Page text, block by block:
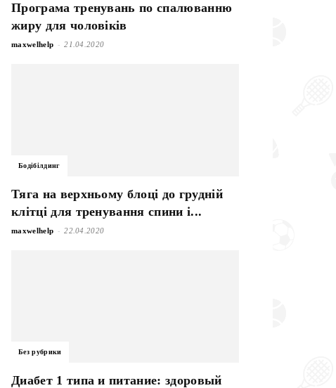
Програма тренувань по спалюванню
жиру для чоловіків
maxwelhelp - 21.04.2020
Бодібілдинг
Тяга на верхньому блоці до грудній
клітці для тренування спини і...
maxwelhelp - 22.04.2020
Без рубрики
Диабет 1 типа и питание: здоровый